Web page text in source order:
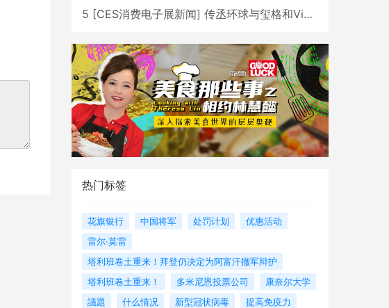
5 [CES消费电子展新闻] 传丞环球与玺格和VibeLens共同推出全新耳机
热门标签
花旗银行 中国将军 处罚计划
优惠活动
雷尔·莫雷
塔利班卷土重来！拜登仍决定为阿富汗撤军辩护
塔利班卷土重来！
多米尼恩投票公司
康奈尔大学
議題
什么情况 新型冠状病毒
提高免疫力